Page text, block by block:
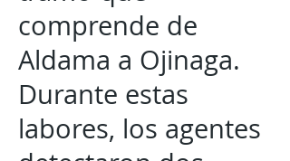
comprende de
Aldama a Ojinaga.
Durante estas
labores, los agentes